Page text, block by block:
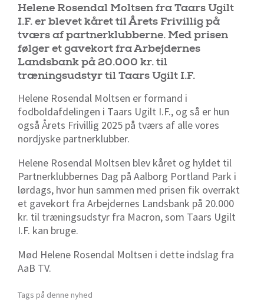
Helene Rosendal Moltsen fra Taars Ugilt
I.F. er blevet kåret til Årets Frivillig på
tværs af partnerklubberne. Med prisen
følger et gavekort fra Arbejdernes
Landsbank på 20.000 kr. til
træningsudstyr til Taars Ugilt I.F.
Helene Rosendal Moltsen er formand i
fodboldafdelingen i Taars Ugilt I.F., og så er hun
også Årets Frivillig 2025 på tværs af alle vores
nordjyske partnerklubber.
Helene Rosendal Moltsen blev kåret og hyldet til
Partnerklubbernes Dag på Aalborg Portland Park i
lørdags, hvor hun sammen med prisen fik overrakt
et gavekort fra Arbejdernes Landsbank på 20.000
kr. til træningsudstyr fra Macron, som Taars Ugilt
I.F. kan bruge.
Mød Helene Rosendal Moltsen i dette indslag fra
AaB TV.
Tags på denne nyhed